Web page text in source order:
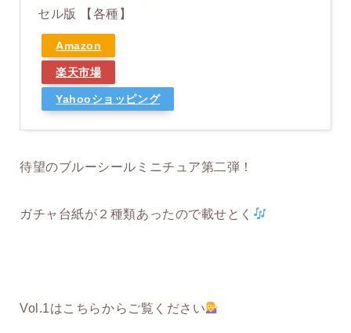
セル版 【各種】
Amazon
楽天市場
Yahooショッピング
待望のブルーシールミニチュア第二弾！
ガチャ台紙が２種類あったので載せとく
Vol.1はこちらからご覧ください